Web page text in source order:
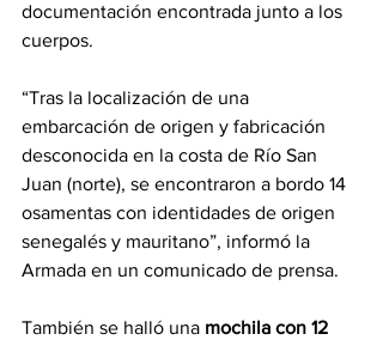
documentación encontrada junto a los
cuerpos.
“Tras la localización de una
embarcación de origen y fabricación
desconocida en la costa de Río San
Juan (norte), se encontraron a bordo 14
osamentas con identidades de origen
senegalés y mauritano”, informó la
Armada en un comunicado de prensa.
También se halló una mochila con 12